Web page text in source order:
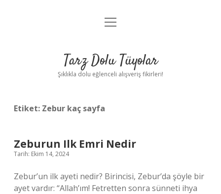
Anasayfa
Yasal Uyarı
menüyü
Tarz Dolu Tüyolar
Şıklıkla dolu eğlenceli alışveriş fikirleri!
Etiket: Zebur kaç sayfa
Zeburun Ilk Emri Nedir
Tarih: Ekim 14, 2024
Zebur’un ilk ayeti nedir? Birincisi, Zebur’da şöyle bir
ayet vardır: “Allah’ım! Fetretten sonra sünneti ihya